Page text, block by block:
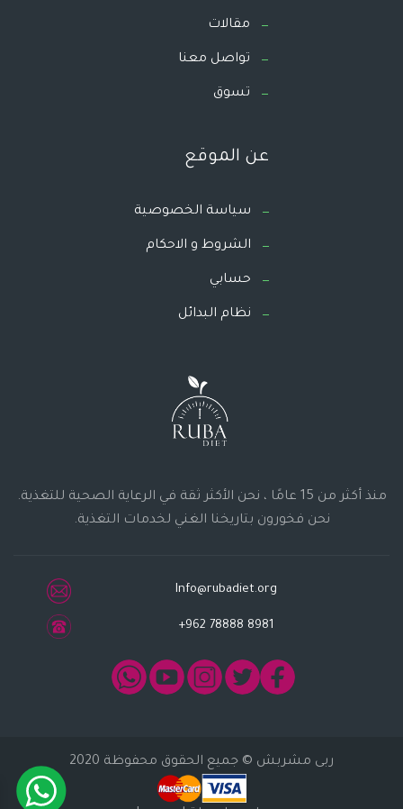
مقالات
تواصل معنا
تسوق
عن الموقع
سياسة الخصوصية
الشروط و الاحكام
حسابي
نظام البدائل
منذ أكثر من 15 عامًا ، نحن الأكثر ثقة في الرعاية الصحية للتغذية.
نحن فخورون بتاريخنا الغني لخدمات التغذية.
Info@rubadiet.org
+962 78888 8981
ربى مشربش © جميع الحقوق محفوظة 2020